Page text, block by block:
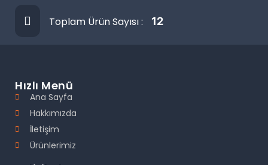
Toplam Ürün Sayısı : 12
Hızlı Menü
Ana Sayfa
Hakkımızda
İletişim
Ürünlerimiz